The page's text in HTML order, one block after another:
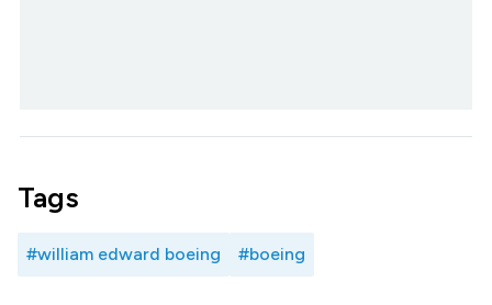
Tags
#william edward boeing #boeing